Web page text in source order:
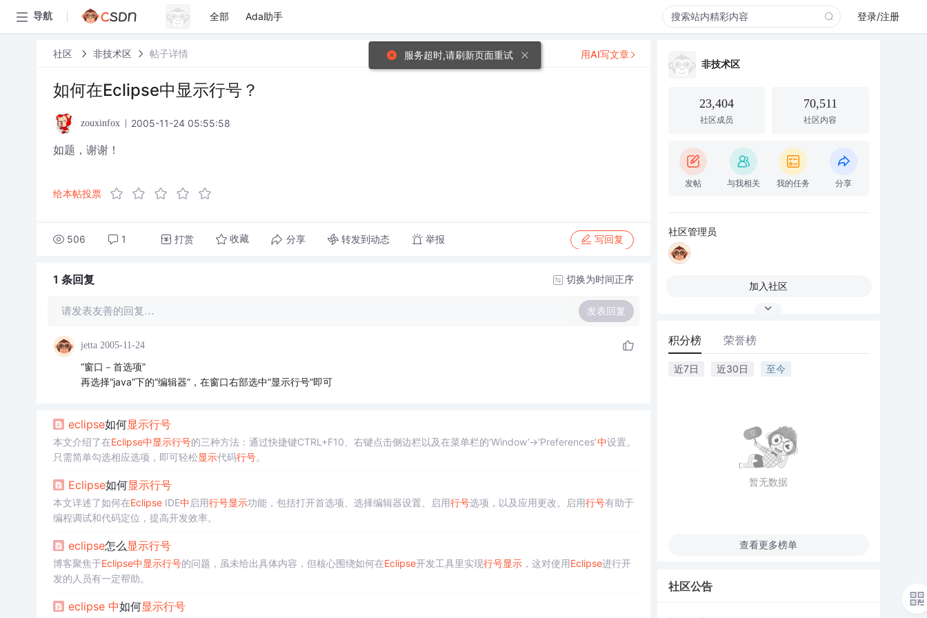
导航 全部 Ada助手 登录/注册
社区 非技术区 帖子详情
如何在Eclipse中显示行号？
zouxinfox 2005-11-24 05:55:58
如题，谢谢！
给本帖投票
506 1 打赏 收藏 分享 转发到动态 举报 写回复
用AI写文章
1 条回复 切换为时间正序
请发表友善的回复… 发表回复
jetta 2005-11-24
“窗口－首选项”
再选择“java”下的“编辑器”，在窗口右部选中“显示行号”即可
eclipse如何显示行号
本文介绍了在Eclipse中显示行号的三种方法：通过快捷键CTRL+F10、右键点击侧边栏以及在菜单栏的‘Window’->‘Preferences’中设置。
只需简单勾选相应选项，即可轻松显示代码行号。
Eclipse如何显示行号
本文详述了如何在EclipseIDE中 启用行号显示功能，包括打开首选项、选择编辑器设置、启用行号选项，以及应用更改。启用行号有助于
编程调试和代码定位，提高开发效率。
eclipse怎么显示行号
博客聚焦于Eclipse中显示行号的问题，虽未给出具体内容，但核心围绕如何在Eclipse开发工具里实现行号显示，这对使用Eclipse进行开
发的人员有一定帮助。
eclipse 中如何显示行号
非技术区
23,404
社区成员
70,511
社区内容
发帖 与我相关 我的任务 分享
社区管理员
加入社区
积分榜 荣誉榜
近7日 近30日 至今
暂无数据
查看更多榜单
社区公告
服务超时,请刷新页面重试